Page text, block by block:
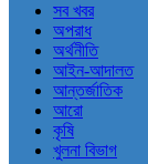
সব খবর
অপরাধ
অর্থনীতি
আইন-আদালত
আন্তর্জাতিক
আরো
কৃষি
খুলনা বিভাগ